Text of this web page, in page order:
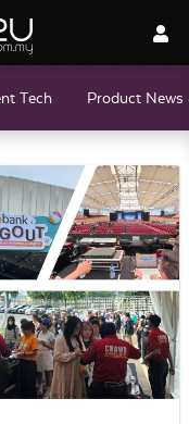
Tech Product News